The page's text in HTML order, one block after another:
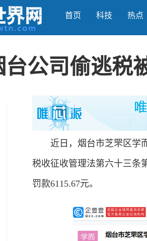
首页 科技 热点
公司偷逃税
近日，烟台市芝罘区学而
税收征收管理法第六十三条
罚款6115.67元。